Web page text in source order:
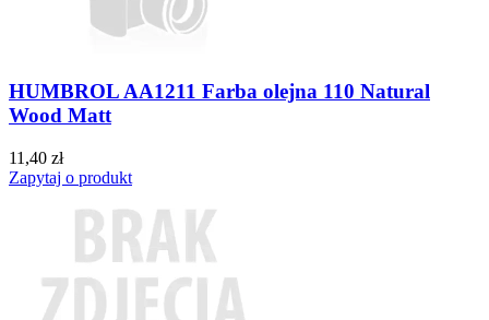
HUMBROL AA1211 Farba olejna 110 Natural
Wood Matt
11,40 zł
Zapytaj o produkt